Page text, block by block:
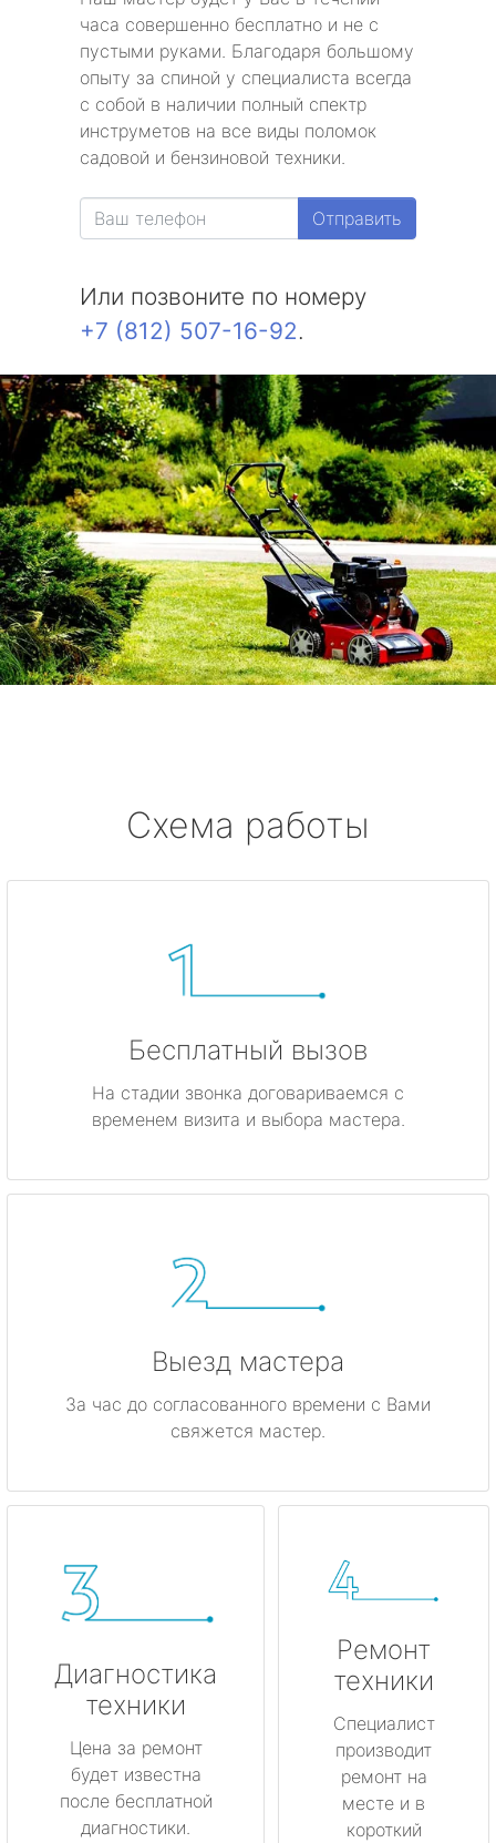
часа совершенно бесплатно и не с
пустыми руками. Благодаря большому
опыту за спиной у специалиста всегда
с собой в наличии полный спектр
инструметов на все виды поломок
садовой и бензиновой техники.
Отправить
Или позвоните по номеру
+7 (812) 507-16-92.
Схема работы
Бесплатный вызов
На стадии звонка договариваемся с
временем визита и выбора мастера.
Выезд мастера
За час до согласованного времени с Вами
свяжется мастер.
Диагностика
техники
Цена за ремонт
будет известна
после бесплатной
диагностики.
Ремонт
техники
Специалист
производит
ремонт на
месте и в
короткий